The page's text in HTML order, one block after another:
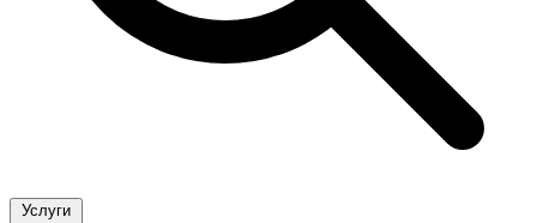
Услуги